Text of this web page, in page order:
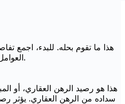
هذا ما تقوم بحله. للبدء، اجمع
العوامل المبلغ الذي ستدفعه كل شهر.
هذا هو رصيد الرهن العقاري، أو
سداده من الرهن العقاري. يؤثر